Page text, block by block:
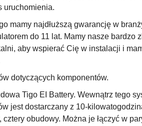
uruchomienia.
mamy najdłuższą gwarancję w
do 11 lat. Mamy nasze bardzo
aby wspierać Cię w instalacji i
dotyczących komponentów.
Tigo EI Battery. Wewnątrz tego
jest dostarczany z 10-
obudowy. Można je łączyć w